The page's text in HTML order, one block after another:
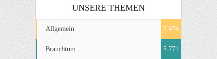
UNSERE THEMEN
Allgemein 7.474
Brauchtum 5.771